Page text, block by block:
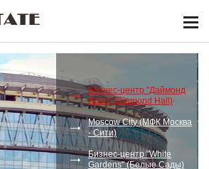
Бизнес-центр "Даймонд
Холл" (Diamond Hall)
Moscow City (МФК Москва
- Сити)
Бизнес-центр "White
Gardens" (Белые Сады)